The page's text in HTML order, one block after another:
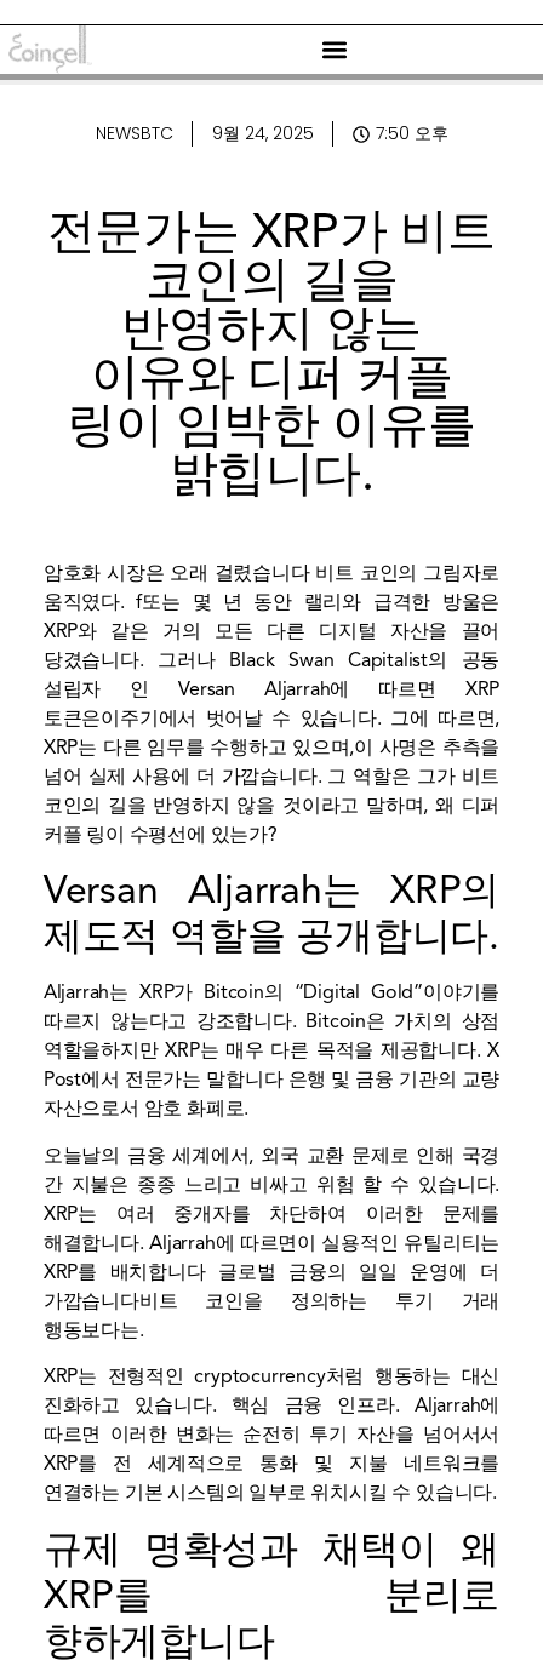
NEWSBTC 9월 24, 2025 7:50 오후
전문가는 XRP가 비트
코인의 길을
반영하지 않는
이유와 디퍼 커플
링이 임박한 이유를
밝힙니다.
암호화 시장은 오래 걸렸습니다 비트 코인의 그림자로
움직였다.f또는 몇 년 동안 랠리와 급격한 방울은
XRP와 같은 거의 모든 다른 디지털 자산을 끌어
당겼습니다. 그러나 Black Swan Capitalist의 공동
설립자 인 Versan Aljarrah에 따르면 XRP
토큰은이주기에서 벗어날 수 있습니다. 그에 따르면,
XRP는 다른 임무를 수행하고 있으며,이 사명은 추측을
넘어 실제 사용에 더 가깝습니다. 그 역할은 그가 비트
코인의 길을 반영하지 않을 것이라고 말하며, 왜 디퍼
커플 링이 수평선에 있는가?
Versan Aljarrah는 XRP의
제도적 역할을 공개합니다.
Aljarrah는 XRP가 Bitcoin의 “Digital Gold”이야기를
따르지 않는다고 강조합니다. Bitcoin은 가치의 상점
역할을하지만 XRP는 매우 다른 목적을 제공합니다.X
Post에서 전문가는 말합니다은행 및 금융 기관의 교량
자산으로서 암호 화폐로.
오늘날의 금융 세계에서, 외국 교환 문제로 인해 국경
간 지불은 종종 느리고 비싸고 위험 할 수 있습니다.
XRP는 여러 중개자를 차단하여 이러한 문제를
해결합니다. Aljarrah에 따르면이 실용적인 유틸리티는
XRP를 배치합니다 글로벌 금융의 일일 운영에 더
가깝습니다비트 코인을 정의하는 투기 거래
행동보다는.
XRP는 전형적인 cryptocurrency처럼 행동하는 대신
진화하고 있습니다. 핵심 금융 인프라. Aljarrah에
따르면 이러한 변화는 순전히 투기 자산을 넘어서서
XRP를 전 세계적으로 통화 및 지불 네트워크를
연결하는 기본 시스템의 일부로 위치시킬 수 있습니다.
규제 명확성과 채택이 왜
XRP를 분리로
향하게합니다